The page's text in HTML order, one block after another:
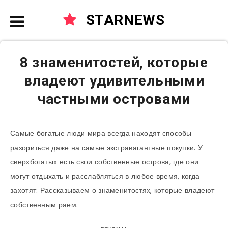
STARNEWS
8 знаменитостей, которые
владеют удивительными
частными островами
Самые богатые люди мира всегда находят способы
разориться даже на самые экстравагантные покупки. У
сверхбогатых есть свои собственные острова, где они
могут отдыхать и расслабляться в любое время, когда
захотят. Рассказываем о знаменитостях, которые владеют
собственным раем.